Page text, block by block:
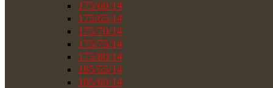
175/60/14
175/65/14
175/70/14
175/75/14
175/80/14
185/55/14
185/60/14